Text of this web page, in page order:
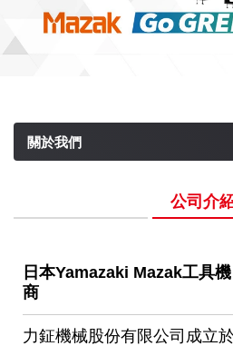
關於我們
公司介
日本Yamazaki Mazak工具機
商
力鉦機械股份有限公司成立